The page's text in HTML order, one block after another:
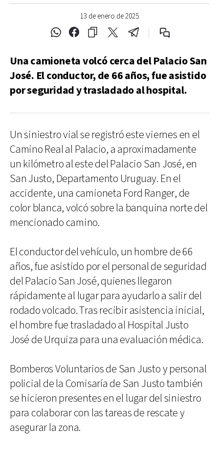
13 de enero de 2025
Una camioneta volcó cerca del Palacio San
José. El conductor, de 66 años, fue asistido
por seguridad y trasladado al hospital.
Un siniestro vial se registró este viernes en el
Camino Real al Palacio, a aproximadamente
un kilómetro al este del Palacio San José, en
San Justo, Departamento Uruguay. En el
accidente, una camioneta Ford Ranger, de
color blanca, volcó sobre la banquina norte del
mencionado camino.
El conductor del vehículo, un hombre de 66
años, fue asistido por el personal de seguridad
del Palacio San José, quienes llegaron
rápidamente al lugar para ayudarlo a salir del
rodado volcado. Tras recibir asistencia inicial,
el hombre fue trasladado al Hospital Justo
José de Urquiza para una evaluación médica.
Bomberos Voluntarios de San Justo y personal
policial de la Comisaría de San Justo también
se hicieron presentes en el lugar del siniestro
para colaborar con las tareas de rescate y
asegurar la zona.